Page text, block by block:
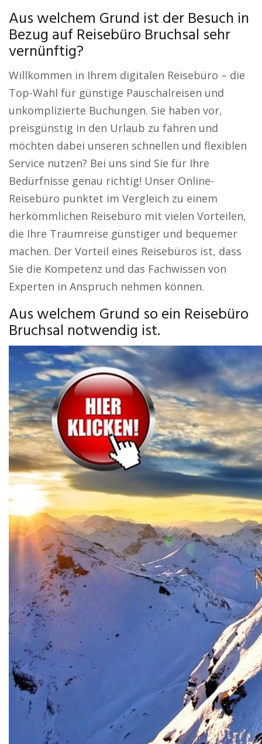
Aus welchem Grund ist der Besuch in
Bezug auf Reisebüro Bruchsal sehr
vernünftig?
Willkommen in Ihrem digitalen Reisebüro – die
Top-Wahl für günstige Pauschalreisen und
unkomplizierte Buchungen. Sie haben vor,
preisgünstig in den Urlaub zu fahren und
möchten dabei unseren schnellen und flexiblen
Service nutzen? Bei uns sind Sie für Ihre
Bedürfnisse genau richtig! Unser Online-
Reisebüro punktet im Vergleich zu einem
herkömmlichen Reisebüro mit vielen Vorteilen,
die Ihre Traumreise günstiger und bequemer
machen. Der Vorteil eines Reisebüros ist, dass
Sie die Kompetenz und das Fachwissen von
Experten in Anspruch nehmen können.
Aus welchem Grund so ein Reisebüro
Bruchsal notwendig ist.